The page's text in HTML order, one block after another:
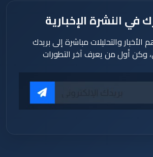
في النشرة الإخبارية
والتحليلات مباشرة إلى بريدك
وكن أول من يعرف آخر التطورات